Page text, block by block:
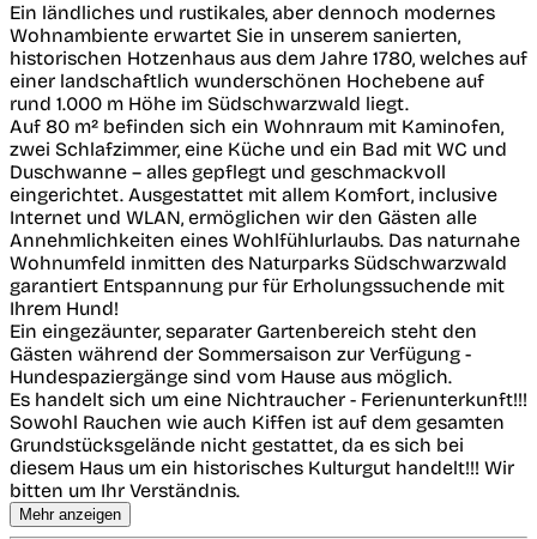
Ein ländliches und rustikales, aber dennoch modernes
Wohnambiente erwartet Sie in unserem sanierten,
historischen Hotzenhaus aus dem Jahre 1780, welches auf
einer landschaftlich wunderschönen Hochebene auf
rund 1.000 m Höhe im Südschwarzwald liegt.
Auf 80 m² befinden sich ein Wohnraum mit Kaminofen,
zwei Schlafzimmer, eine Küche und ein Bad mit WC und
Duschwanne – alles gepflegt und geschmackvoll
eingerichtet. Ausgestattet mit allem Komfort, inclusive
Internet und WLAN, ermöglichen wir den Gästen alle
Annehmlichkeiten eines Wohlfühlurlaubs. Das naturnahe
Wohnumfeld inmitten des Naturparks Südschwarzwald
garantiert Entspannung pur für Erholungssuchende mit
Ihrem Hund!
Ein eingezäunter, separater Gartenbereich steht den
Gästen während der Sommersaison zur Verfügung -
Hundespaziergänge sind vom Hause aus möglich.
Es handelt sich um eine Nichtraucher - Ferienunterkunft!!!
Sowohl Rauchen wie auch Kiffen ist auf dem gesamten
Grundstücksgelände nicht gestattet, da es sich bei
diesem Haus um ein historisches Kulturgut handelt!!! Wir
bitten um Ihr Verständnis.
Mehr anzeigen